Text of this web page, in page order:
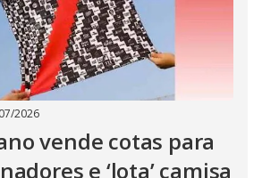
2026
vende cotas para
e ‘lota’ camisa